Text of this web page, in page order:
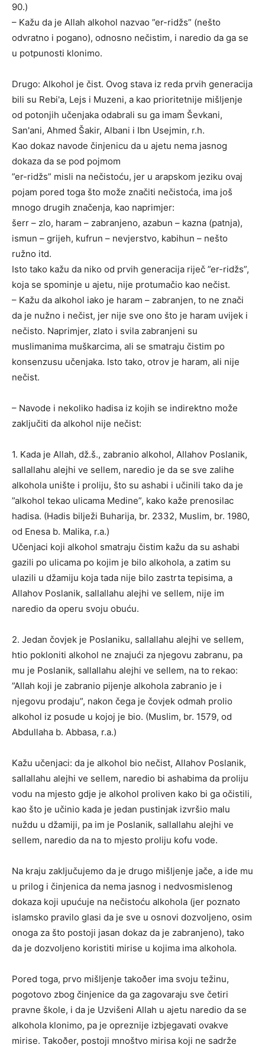
90.)
– Kažu da je Allah alkohol nazvao ”er-ridžs” (nešto
odvratno i pogano), odnosno nečistim, i naredio da ga se
u potpunosti klonimo.
Drugo: Alkohol je čist. Ovog stava iz reda prvih generacija
bili su Rebi'a, Lejs i Muzeni, a kao prioritetnije mišljenje
od potonjih učenjaka odabrali su ga imam Ševkani,
San'ani, Ahmed Šakir, Albani i Ibn Usejmin, r.h.
Kao dokaz navode činjenicu da u ajetu nema jasnog
dokaza da se pod pojmom
”er-ridžs” misli na nečistoću, jer u arapskom jeziku ovaj
pojam pored toga što može značiti nečistoća, ima još
mnogo drugih značenja, kao naprimjer:
šerr – zlo, haram – zabranjeno, azabun – kazna (patnja),
ismun – grijeh, kufrun – nevjerstvo, kabihun – nešto
ružno itd.
Isto tako kažu da niko od prvih generacija riječ ”er-ridžs”,
koja se spominje u ajetu, nije protumačio kao nečist.
– Kažu da alkohol iako je haram – zabranjen, to ne znači
da je nužno i nečist, jer nije sve ono što je haram uvijek i
nečisto. Naprimjer, zlato i svila zabranjeni su
muslimanima muškarcima, ali se smatraju čistim po
konsenzusu učenjaka. Isto tako, otrov je haram, ali nije
nečist.
– Navode i nekoliko hadisa iz kojih se indirektno može
zaključiti da alkohol nije nečist:
1. Kada je Allah, dž.š., zabranio alkohol, Allahov Poslanik,
sallallahu alejhi ve sellem, naredio je da se sve zalihe
alkohola unište i proliju, što su ashabi i učinili tako da je
”alkohol tekao ulicama Medine”, kako kaže prenosilac
hadisa. (Hadis bilježi Buharija, br. 2332, Muslim, br. 1980,
od Enesa b. Malika, r.a.)
Učenjaci koji alkohol smatraju čistim kažu da su ashabi
gazili po ulicama po kojim je bilo alkohola, a zatim su
ulazili u džamiju koja tada nije bilo zastrta tepisima, a
Allahov Poslanik, sallallahu alejhi ve sellem, nije im
naredio da operu svoju obuću.
2. Jedan čovjek je Poslaniku, sallallahu alejhi ve sellem,
htio pokloniti alkohol ne znajući za njegovu zabranu, pa
mu je Poslanik, sallallahu alejhi ve sellem, na to rekao:
”Allah koji je zabranio pijenje alkohola zabranio je i
njegovu prodaju”, nakon čega je čovjek odmah prolio
alkohol iz posude u kojoj je bio. (Muslim, br. 1579, od
Abdullaha b. Abbasa, r.a.)
Kažu učenjaci: da je alkohol bio nečist, Allahov Poslanik,
sallallahu alejhi ve sellem, naredio bi ashabima da proliju
vodu na mjesto gdje je alkohol proliven kako bi ga očistili,
kao što je učinio kada je jedan pustinjak izvršio malu
nuždu u džamiji, pa im je Poslanik, sallallahu alejhi ve
sellem, naredio da na to mjesto proliju kofu vode.
Na kraju zaključujemo da je drugo mišljenje jače, a ide mu
u prilog i činjenica da nema jasnog i nedvosmislenog
dokaza koji upućuje na nečistoću alkohola (jer poznato
islamsko pravilo glasi da je sve u osnovi dozvoljeno, osim
onoga za što postoji jasan dokaz da je zabranjeno), tako
da je dozvoljeno koristiti mirise u kojima ima alkohola.
Pored toga, prvo mišljenje takoðer ima svoju težinu,
pogotovo zbog činjenice da ga zagovaraju sve četiri
pravne škole, i da je Uzvišeni Allah u ajetu naredio da se
alkohola klonimo, pa je opreznije izbjegavati ovakve
mirise. Takoðer, postoji mnoštvo mirisa koji ne sadrže